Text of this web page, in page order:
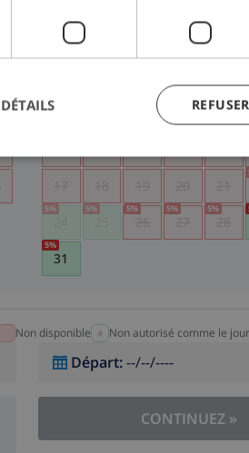
LUN. JEU.
7
17 18 19 20 21
5% 5%
26
5%
27
5%
28
5%
31
5%
Non disponible Non autorisé comme le
Départ:--/--/----
CONTINUEZ»